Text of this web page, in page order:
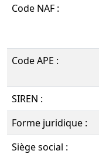
Code NAF :
Code APE :
SIREN :
Forme juridique :
Siège social :